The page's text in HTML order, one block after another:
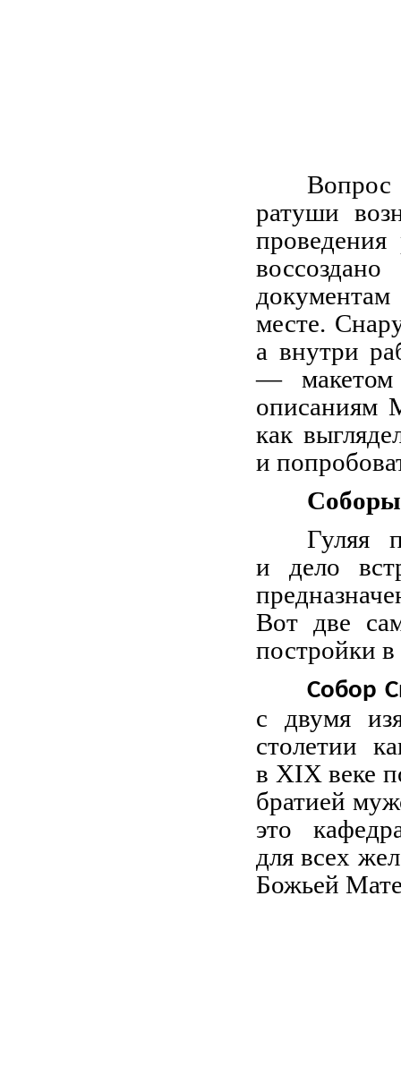
ратуши
месте.
а внутри
— макетом
описаниям
как
и
Соборы
Гуляя
и дело
Вот две
постройки
Собор
с двумя
столетии
в XIX веке
братией
это
для всех
Божьей